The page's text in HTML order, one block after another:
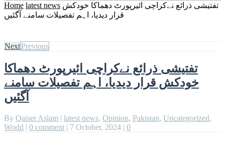
Home latest news تفتیشی ذرائع نےکراچی ائیرپورٹ دھماکا خودکش
قرار دیدیا، اہم تفصیلات سامنے آگئیں
NextPrevious
تفتیشی ذرائع نےکراچی ائیرپورٹ دھماکا
خودکش قرار دیدیا، اہم تفصیلات سامنے
آگئیں
By Qaiser Aslam | latest news, Opinion, Pakistan, Uncategorized,
World | 0 comment | 7 October, 2024 | 0